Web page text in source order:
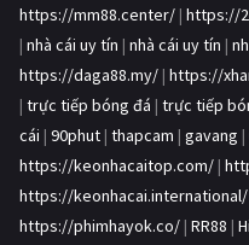
https://mm88.center/ | https://
| nhà cái uy tín | nhà cái uy tín |
https://daga88.my/ | https://
| trực tiếp bóng đá | trực tiếp
cái | 90phut | thapcam | gavang |
https://keonhacaitop.com/ |
https://keonhacai.international/
https://phimhayok.co/ | RR88 |